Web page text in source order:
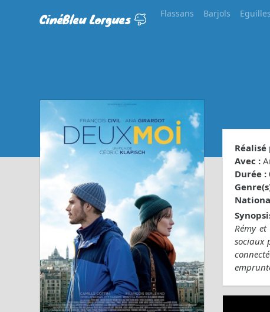
CinéBleu Lorgues Flassans Barjols Eguilles
Réalisé
Avec :
Durée :
Rémy
sociaux